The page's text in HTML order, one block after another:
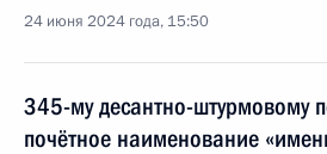
24 июня 2024 года, 15:50
345-му десантно-штурмовому
почётное наименование